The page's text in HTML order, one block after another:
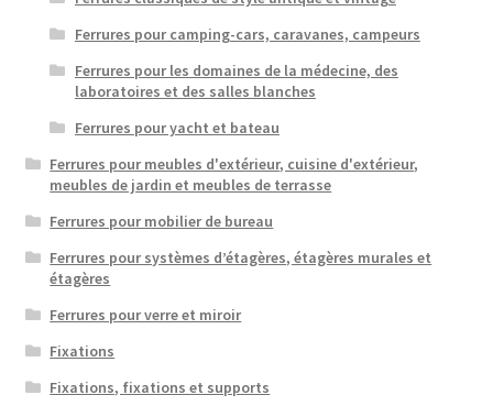
Ferrures pour camping-cars, caravanes, campeurs
Ferrures pour les domaines de la médecine, des
laboratoires et des salles blanches
Ferrures pour yacht et bateau
Ferrures pour meubles d'extérieur, cuisine d'extérieur,
meubles de jardin et meubles de terrasse
Ferrures pour mobilier de bureau
Ferrures pour systèmes d’étagères, étagères murales et
étagères
Ferrures pour verre et miroir
Fixations
Fixations, fixations et supports